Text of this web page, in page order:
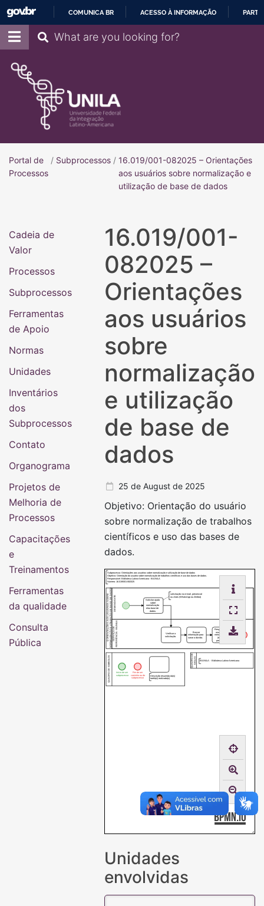
COMUNICA BR ACESSO À INFORMAÇÃO
Pesquisar
Portal de
ProcessosPortal de Processos
/ Subprocessos / 16.019/001-082025 – Orientações
aos usuários sobre normalização e
utilização de base de dados
16.019/001-
082025 –
Orientações
aos usuários
sobre
normalização
e utilização
de base de
dados
25 de August de 2025
Objetivo: Orientação do usuário
sobre normalização de trabalhos
científicos e uso das bases de
dados.
f) ORIENTAÇÕES AOS USUÁRIOS SOBRENORMALIZAÇÃO E UTILIZAÇÃO DE BASE DE DADOSSERVIÇO DEREFERÊNCIA - BIUNILA
DEMANDANTE Solicitar ajuda
sobre
normalização
e/ou base de
dados.
Verificar a
solicitação.
Buscar
informação para
sanar a dúvida.
Responder ao
usuário por
meios formais
(texto ou
presencial)
solicitação via e-mail, presencial
ou chats (WhatsApp ou Zimbra)
QUADRO DE SIMBOLOS
Início de um
subprocesso
Fim de um
caminho ou do
subprocesso
Descrição resumida da(s)
tarefa(s) realizada(s)
QUADRO DESIGLAS BIUNILA - Biblioteca Latino-Americana
Subprocesso: Orientações aos usuários sobre normalização e utilização de base de dados
Objetivo: Orientação do usuário sobre normalização de trabalhos científicos e uso das bases de dados.
Responsável: Biblioteca Latino-Americana - BIUNILA
Número: 16.019/001-082025
Unidades
envolvidas
Cadeia de
Valor
Processos
Subprocessos
Ferramentas
de Apoio
Normas
Unidades
Inventários
dos
Subprocessos
Contato
Organograma
Projetos de
Melhoria de
Processos
Capacitações
e
Treinamentos
Ferramentas
da qualidade
Consulta
Pública